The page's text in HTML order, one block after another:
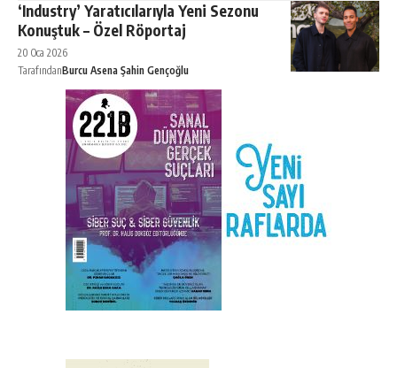
‘Industry’ Yaratıcılarıyla Yeni Sezonu
Konuştuk – Özel Röportaj
20 Oca 2026
TarafındanBurcu Asena Şahin Gençoğlu